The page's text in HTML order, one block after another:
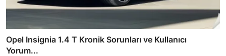
Opel Insignia 1.4 T Kronik Sorunları ve Kullanıcı
Yorum...